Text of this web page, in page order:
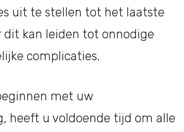
uit te stellen tot het laatste
kan leiden tot onnodige
complicaties.
met uw
heeft u voldoende tijd om alle